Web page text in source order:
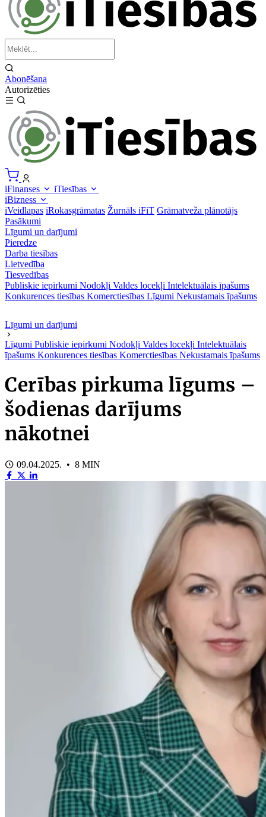
Abonēšana
Autorizēties
iFinanses
iTiesības
iBizness
iVeidlapas iRokasgrāmatas Žurnāls iFiT Grāmatveža plānotājs
Pasākumi
Līgumi un darījumi
Pieredze
Darba tiesības
Lietvedība
Tiesvedības
Publiskie iepirkumi Nodokļi Valdes locekļi Intelektuālais īpašums
Konkurences tiesības Komerctiesības Līgumi Nekustamais īpašums
Līgumi un darījumi
Līgumi Publiskie iepirkumi Nodokļi Valdes locekļi Intelektuālais
īpašums Konkurences tiesības Komerctiesības Nekustamais īpašums
Cerības pirkuma līgums –
šodienas darījums
nākotnei
09.04.2025. • 8 MIN